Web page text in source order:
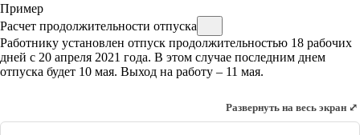
Пример
Расчет продолжительности отпуска
Работнику установлен отпуск продолжительностью 18 рабочих
дней с 20 апреля 2021 года. В этом случае последним днем
отпуска будет 10 мая. Выход на работу – 11 мая.
Развернуть на весь экран ⤢